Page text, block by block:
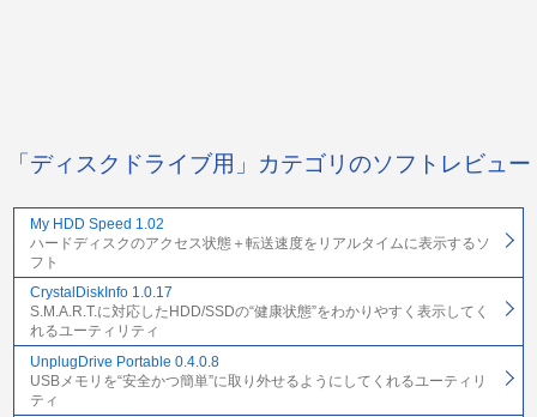
「ディスクドライブ用」カテゴリのソフトレビュー
My HDD Speed 1.02
ハードディスクのアクセス状態＋転送速度をリアルタイムに表示するソ
フト
CrystalDiskInfo 1.0.17
S.M.A.R.T.に対応したHDD/SSDの“健康状態”をわかりやすく表示してく
れるユーティリティ
UnplugDrive Portable 0.4.0.8
USBメモリを“安全かつ簡単”に取り外せるようにしてくれるユーティリ
ティ